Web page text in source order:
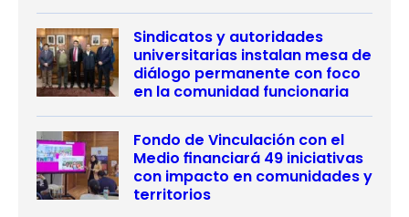
Sindicatos y autoridades
universitarias instalan mesa de
diálogo permanente con foco
en la comunidad funcionaria
Fondo de Vinculación con el
Medio financiará 49 iniciativas
con impacto en comunidades y
territorios